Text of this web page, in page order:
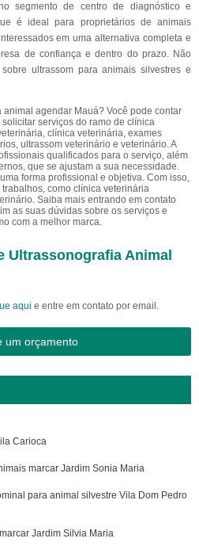
segmento de centro de diagnóstico e
é ideal para proprietários de animais
em uma alternativa completa e
de confiança e dentro do prazo. Não
ultrassom para animais silvestres e
animal agendar Mauá? Você pode contar
serviços do ramo de clínica
clínica veterinária, exames
ultrassom veterinário e veterinário. A
qualificados para o serviço, além
que se ajustam a sua necessidade.
forma profissional e objetiva. Com isso,
como clínica veterinária
Saiba mais entrando em contato
as suas dúvidas sobre os serviços e
com a melhor marca.
Ultrassonografia Animal
aqui e entre em contato por email.
um orçamento
Carioca
marcar Jardim Sonia Maria
para animal silvestre Vila Dom Pedro
Jardim Silvia Maria